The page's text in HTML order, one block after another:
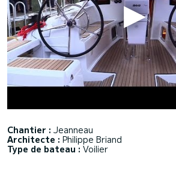
Chantier : Jeanneau
Architecte : Philippe Briand
Type de bateau : Voilier